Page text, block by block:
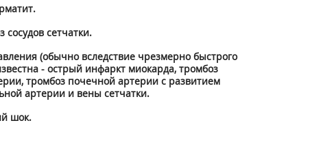
сетчатки.
(обычно вследствие чрезмерно быстрого
- острый инфаркт миокарда, тромбоз
тромбоз почечной артерии с развитием
артерии и вены сетчатки.
шок.